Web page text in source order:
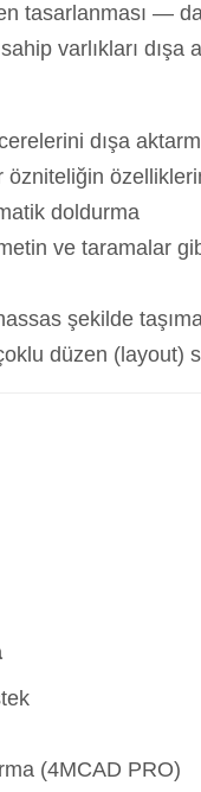
tasarlanması —
varlıkları
dışa
özniteliğin
doldurma
ve taramalar
şekilde
düzen (layout)
(4MCAD PRO)